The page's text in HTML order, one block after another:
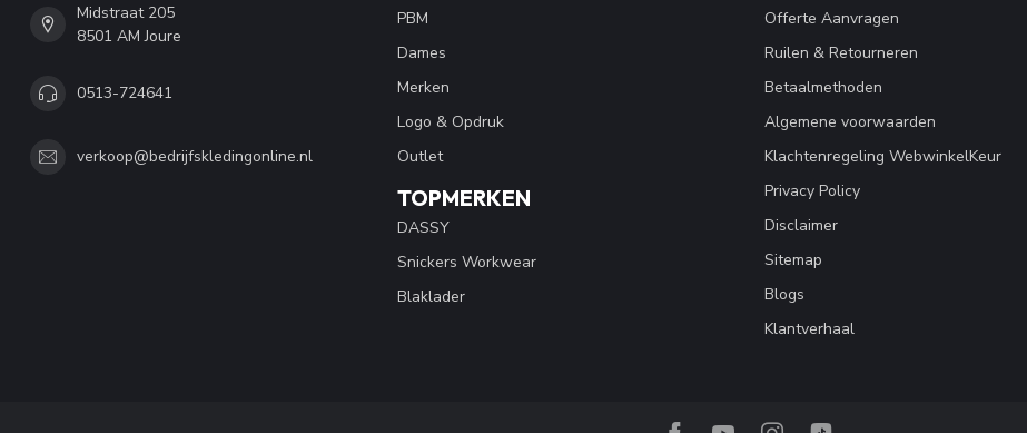
Midstraat 205
8501 AM Joure
0513-724641
verkoop@bedrijfskledingonline.nl
PBM
Dames
Merken
Logo & Opdruk
Outlet
TOPMERKEN
DASSY
Snickers Workwear
Blaklader
Offerte Aanvragen
Ruilen & Retourneren
Betaalmethoden
Algemene voorwaarden
Klachtenregeling WebwinkelKeur
Privacy Policy
Disclaimer
Sitemap
Blogs
Klantverhaal